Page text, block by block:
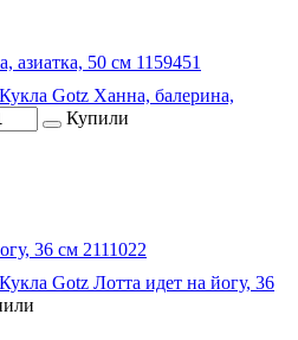
азиатка, 50 см 1159451
Gotz Ханна, балерина,
Купили
36 см 2111022
Gotz Лотта идет на йогу, 36